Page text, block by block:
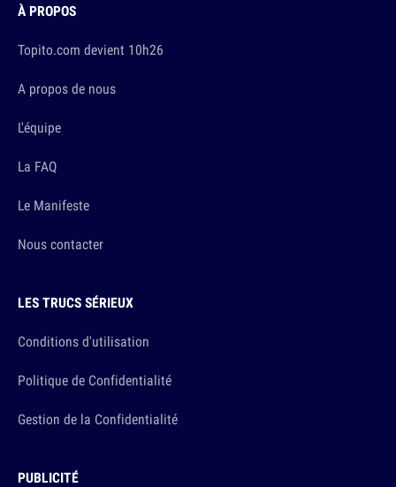
À PROPOS
Topito.com devient 10h26
A propos de nous
L'équipe
La FAQ
Le Manifeste
Nous contacter
LES TRUCS SÉRIEUX
Conditions d'utilisation
Politique de Confidentialité
Gestion de la Confidentialité
PUBLICITÉ